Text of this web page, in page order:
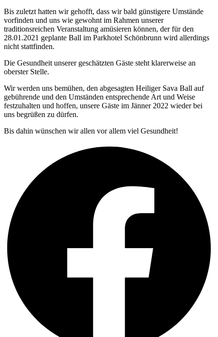
Bis zuletzt hatten wir gehofft, dass wir bald günstigere Umstände
vorfinden und uns wie gewohnt im Rahmen unserer
traditionsreichen Veranstaltung amüsieren können, der für den
28.01.2021 geplante Ball im Parkhotel Schönbrunn wird allerdings
nicht stattfinden.
Die Gesundheit unserer geschätzten Gäste steht klarerweise an
oberster Stelle.
Wir werden uns bemühen, den abgesagten Heiliger Sava Ball auf
gebührende und den Umständen entsprechende Art und Weise
festzuhalten und hoffen, unsere Gäste im Jänner 2022 wieder bei
uns begrüßen zu dürfen.
Bis dahin wünschen wir allen vor allem viel Gesundheit!